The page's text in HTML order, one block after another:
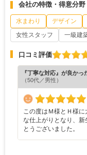
会社の特徴・得意分野
水まわり デザイン
女性スタッフ
一級建
口コミ評価
『丁寧な対応』が良かっ
（50代／男性）
この度はＭ様とＨ様
な仕上がりとなり、
とうございました。